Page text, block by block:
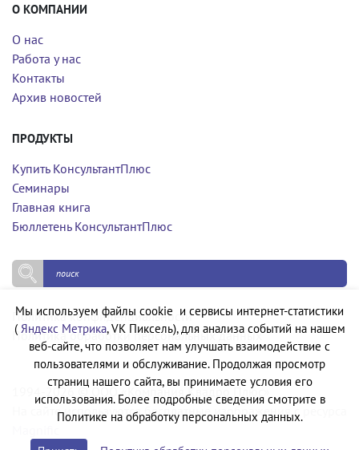
О КОМПАНИИ
О нас
Работа у нас
Контакты
Архив новостей
ПРОДУКТЫ
Купить КонсультантПлюс
Семинары
Главная книга
Бюллетень КонсультантПлюс
Политика конфиденциальности
Политика обработки персональных данных
1994-2026 © ООО «Компания Квадро Плюс»
На сайте используются бесплатные изображения с ресурса
Мы используем файлы cookie и сервисы интернет-статистики
( Яндекс Метрика, VK Пиксель), для анализа событий на нашем
веб-сайте, что позволяет нам улучшать взаимодействие с
пользователями и обслуживание. Продолжая просмотр
страниц нашего сайта, вы принимаете условия его
использования. Более подробные сведения смотрите в
Политике на обработку персональных данных.